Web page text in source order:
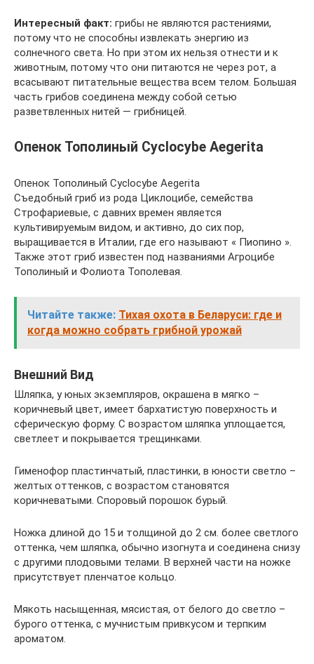
Интересный факт: грибы не являются растениями,
потому что не способны извлекать энергию из
солнечного света. Но при этом их нельзя отнести и к
животным, потому что они питаются не через рот, а
всасывают питательные вещества всем телом. Большая
часть грибов соединена между собой сетью
разветвленных нитей — грибницей.
Опенок Тополиный Cyclocybe Aegerita
Опенок Тополиный Cyclocybe Aegerita
Съедобный гриб из рода Циклоцибе, семейства
Строфариевые, с давних времен является
культивируемым видом, и активно, до сих пор,
выращивается в Италии, где его называют « Пиопино ».
Также этот гриб известен под названиями Агроцибе
Тополиный и Фолиота Тополевая.
Читайте также: Тихая охота в Беларуси: где и
когда можно собрать грибной урожай
Внешний Вид
Шляпка, у юных экземпляров, окрашена в мягко –
коричневый цвет, имеет бархатистую поверхность и
сферическую форму. С возрастом шляпка уплощается,
светлеет и покрывается трещинками.
Гименофор пластинчатый, пластинки, в юности светло –
желтых оттенков, с возрастом становятся
коричневатыми. Споровый порошок бурый.
Ножка длиной до 15 и толщиной до 2 см. более светлого
оттенка, чем шляпка, обычно изогнута и соединена снизу
с другими плодовыми телами. В верхней части на ножке
присутствует пленчатое кольцо.
Мякоть насыщенная, мясистая, от белого до светло –
бурого оттенка, с мучнистым привкусом и терпким
ароматом.